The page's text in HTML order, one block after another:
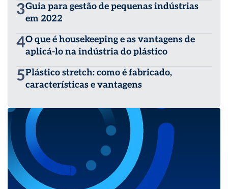
3Guia para gestão de pequenas indústrias
em 2022
4O que é housekeeping e as vantagens de
aplicá-lo na indústria do plástico
5Plástico stretch: como é fabricado,
características e vantagens